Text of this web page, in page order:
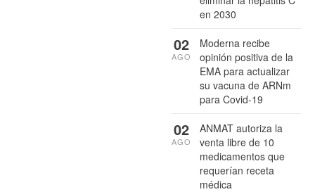
en 2030
Moderna recibe
opinión positiva de la
EMA para actualizar
su vacuna de ARNm
para Covid-19
02
AGO
ANMAT autoriza la
venta libre de 10
medicamentos que
requerían receta
médica
02
AGO